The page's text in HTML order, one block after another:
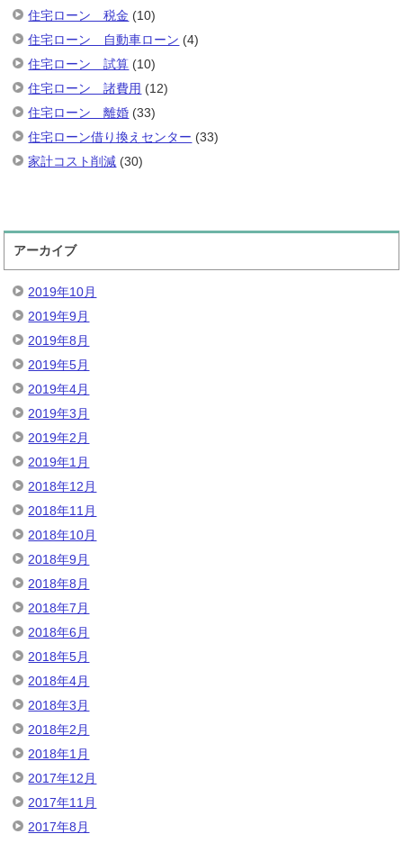
住宅ローン 税金 (10)
住宅ローン 自動車ローン (4)
住宅ローン 試算 (10)
住宅ローン 諸費用 (12)
住宅ローン 離婚 (33)
住宅ローン借り換えセンター (33)
家計コスト削減 (30)
アーカイブ
2019年10月
2019年9月
2019年8月
2019年5月
2019年4月
2019年3月
2019年2月
2019年1月
2018年12月
2018年11月
2018年10月
2018年9月
2018年8月
2018年7月
2018年6月
2018年5月
2018年4月
2018年3月
2018年2月
2018年1月
2017年12月
2017年11月
2017年8月